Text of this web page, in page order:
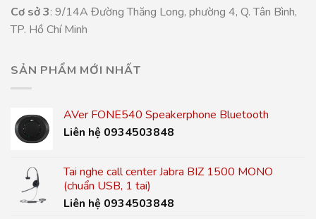
Cơ sở 3: 9/14A Đường Thăng Long, phường 4, Q. Tân Bình,
TP. Hồ Chí Minh
SẢN PHẨM MỚI NHẤT
AVer FONE540 Speakerphone Bluetooth
Liên hệ 0934503848
Tai nghe call center Jabra BIZ 1500 MONO
(chuẩn USB, 1 tai)
Liên hệ 0934503848